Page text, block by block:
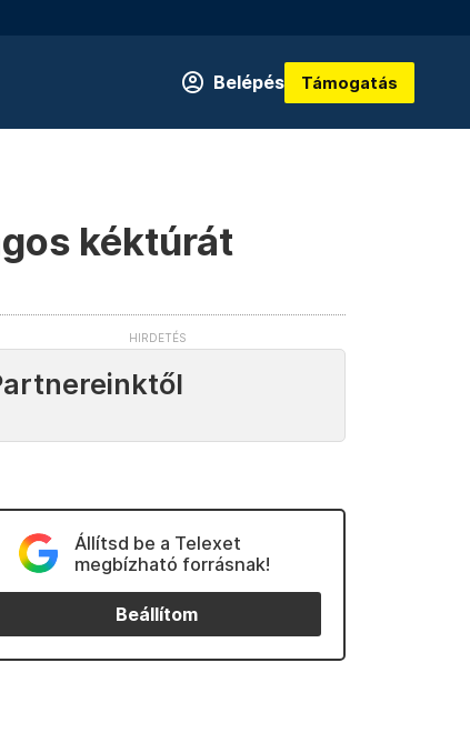
Belépés Támogatás
kéktúrát
Állítsd be a Telexet
megbízható forrásnak!
Beállítom